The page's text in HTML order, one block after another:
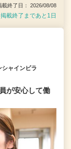
終了日： 2026/08/08
掲載終了まであと1日
ャインビラ
が安心して働